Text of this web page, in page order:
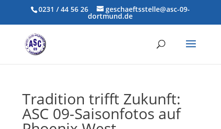
0231 / 44 56 26 geschaeftsstelle@asc-09-
dortmund.de
Tradition trifft Zukunft:
ASC 09-Saisonfotos auf